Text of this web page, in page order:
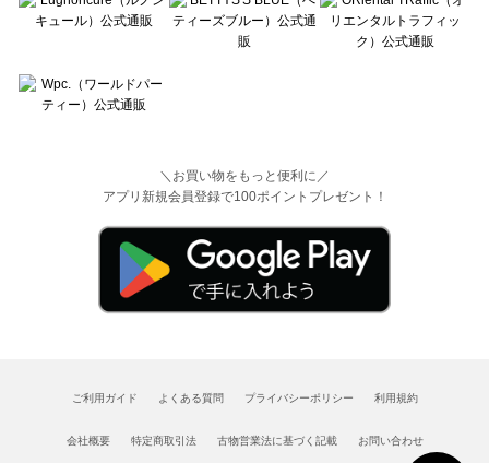
＼お買い物をもっと便利に／
アプリ新規会員登録で100ポイントプレゼント！
ご利用ガイド よくある質問 プライバシーポリシー 利用規約
会社概要 特定商取引法 古物営業法に基づく記載 お問い合わせ